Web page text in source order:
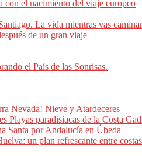
con el nacimiento del viaje europeo
La vida mientras vas
de un gran viaje
el País de las Sonrisas.
Nevada! Nieve y Atardeceres
Playas paradisíacas de la Costa
Santa por Andalucía en Úbeda
un plan refrescante entre